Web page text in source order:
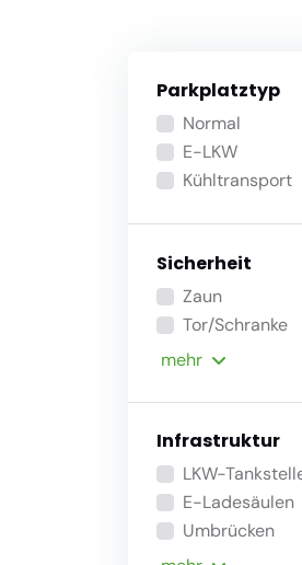
Parkplatztyp
Normal
E-LKW
Kühltransport
Sicherheit
Zaun
Tor/Schranke
mehr
Infrastruktur
LKW-
E-Ladesäulen
Umbrücken